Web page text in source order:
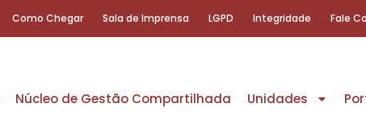
Como Chegar Sala de Imprensa LGPD Integridade Fale
Núcleo de Gestão Compartilhada Unidades